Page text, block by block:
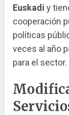
Euskadi y
cooperación
políticas
veces al año
para el sector.